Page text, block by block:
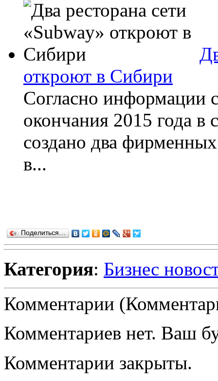
откроют в Сибири
Согласно информации
окончания 2015 года в
создано два
в...
Поделиться…
Категория: Бизнес
Комментарии
Комментариев нет. Ваш
Комментарии закрыты.